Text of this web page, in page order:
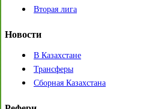
Вторая лига
Новости
В Казахстане
Трансферы
Сборная Казахстана